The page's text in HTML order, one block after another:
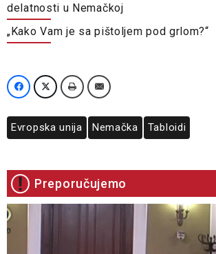
delatnosti u Nemačkoj
„Kako Vam je sa pištoljem pod grlom?“
Evropska unija Nemačka Tabloidi
Preporučujemo